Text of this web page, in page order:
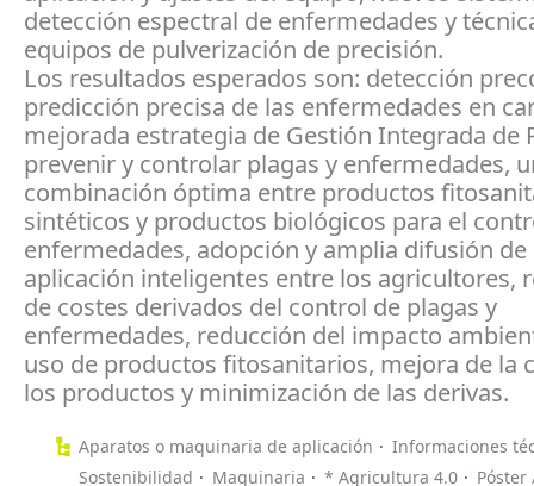
detección espectral de enfermedades y
equipos de pulverización de precisión.
Los resultados esperados son: detección
predicción precisa de las enfermedades en
mejorada estrategia de Gestión Integrada de
prevenir y controlar plagas y enfermedades,
combinación óptima entre productos
sintéticos y productos biológicos para el
enfermedades, adopción y amplia difusión
aplicación inteligentes entre los agricultores,
de costes derivados del control de plagas y
enfermedades, reducción del impacto
uso de productos fitosanitarios, mejora de la
los productos y minimización de las derivas.
Aparatos o maquinaria de aplicación
Informaciones
Sostenibilidad
Maquinaria * Agricultura 4.0
Póster